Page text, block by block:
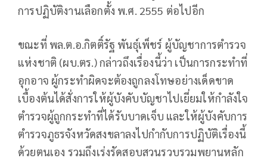
การปฏิบัติงานเลือกตั้ง พ.ศ. 2555 ต่อไปอีก
ขณะที่ พล.ต.อ.กิตติ์รัฐ พันธุ์เพ็ชร์ ผู้บัญชาการตำรวจ
แห่งชาติ (ผบ.ตร.) กล่าวถึงเรื่องนี้ว่า เป็นการกระทำที่
อุกอาจ ผู้กระทำผิดจะต้องถูกลงโทษอย่างเด็ดขาด
เบื้องต้นได้สั่งการให้ผู้บังคับบัญชาไปเยี่ยมให้กำลังใจ
ตำรวจผู้ถูกกระทำที่ได้รับบาดเจ็บ และให้ผู้บังคับการ
ตำรวจภูธรจังหวัดสงขลาลงไปกำกับการปฏิบัติเรื่องนี้
ด้วยตนเอง รวมถึงเร่งรัดสอบสวนรวบรวมพยานหลัก